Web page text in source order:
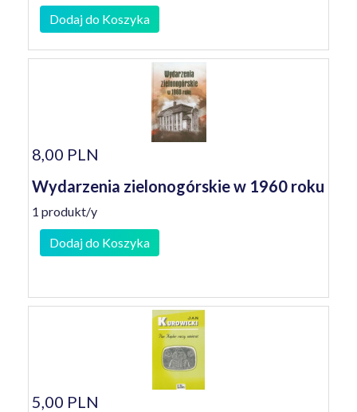
Dodaj do Koszyka
8,00 PLN
Wydarzenia zielonogórskie w 1960 roku
1 produkt/y
Dodaj do Koszyka
5,00 PLN